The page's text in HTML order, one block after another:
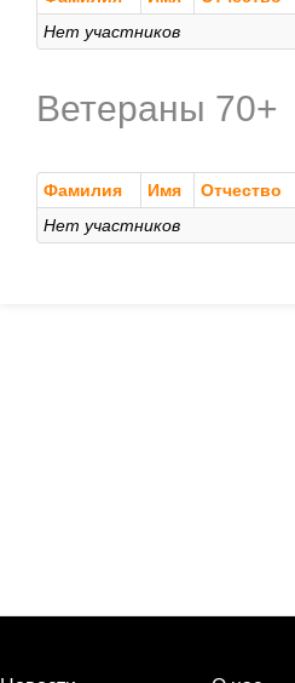
Нет участников
Ветераны 70+
Фамилия Имя Отчество
Нет участников